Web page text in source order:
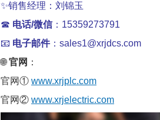
✨销售经理：刘锦玉
☎ 电话/微信：15359273791
📧 电子邮件：sales1@xrjdcs.com
🌐官网 ：
官网① www.xrjplc.com
官网② www.xrjelectric.com